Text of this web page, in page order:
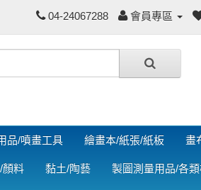
04-24067288 會員專區
品/噴畫工具 繪畫本/紙張/紙板 畫
顏料 黏土/陶藝 製圖測量用品/各